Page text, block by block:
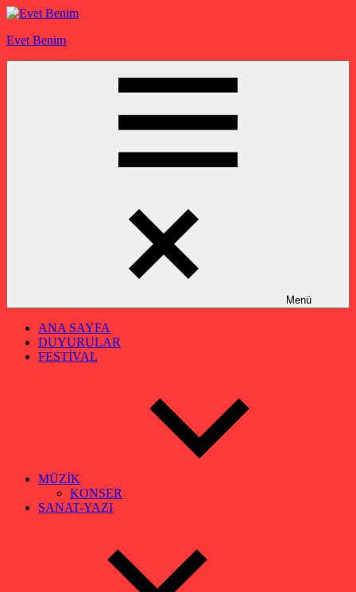
İçeriğe
Evet Benim
Menü
ANA SAYFA
DUYURULAR
FESTİVAL
MÜZİK
KONSER
SANAT-YAZI